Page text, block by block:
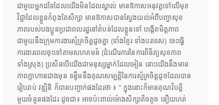
ជាមួយអ្នកដទៃដែលយើងមិនដែលស្គាល់ មានឱកាសអនុវត្តទៅលើមុខ
វិជ្ជាដែលខ្លួនកំពុងតែសិក្សា មានឱកាសបានស្វែងយល់អំពីបញ្ហាសុខ
ភាពរបស់បងប្អូនប្រជាពលរដ្ឋនៅតំបន់ដែលខ្លួនទៅ បង្កើតមិត្តភាព
ជាមួយនឹងក្រុមការងារស្ម័គ្រចិត្តដូចគ្នា (ទាំងខ្មែរ ទាំងបរទេស) ចេះធ្វើ
ការងារពេលចុះទៅតាមសហគមន៍ (ដំណើរការនៃការពិនិត្យសុខភាព
ទាំងស្រុង) ប្រសិនបើយើងជាមនុស្សម្នាក់ដែលអៀន នោះយើងនឹងមាន
ភាពក្លាហានជាងមុន ​ទន្ទឹមនឹងគុណសម្បត្តិនៃការស្ម័គ្រចិត្តដូចដែលបាន
រៀបរាប់ វឌ្ឍិនី ក៏បានបញ្ជាក់ផងដែរថា ៖ “ ក្នុងនោះក៏មានគុណវិបត្តិ
មួយចំនួនផងដែរ ដូចជា៖ អាចប៉ះពាល់ម៉ោងសិក្សាតិចតួច នឿយហត់